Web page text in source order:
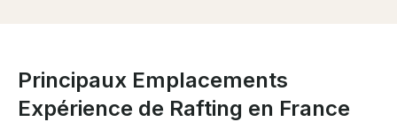
Principaux Emplacements
Expérience de Rafting en France